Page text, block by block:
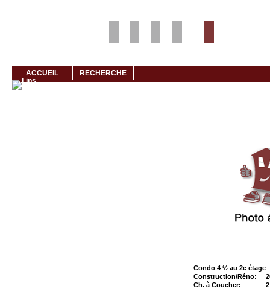
ACCUEIL RECHERCHE
Condo 4 ½ au 2e étage
Construction/Réno:
Ch. à Coucher:
2